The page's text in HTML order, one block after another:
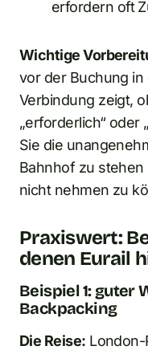
erfordern oft
Wichtige
vor der Buchung in
Verbindung zeigt,
„erforderlich“ oder
Sie die
Bahnhof zu
nicht nehmen zu
Praxiswert:
denen Eurail
Beispiel 1: guter
Backpacking
Die Reise: